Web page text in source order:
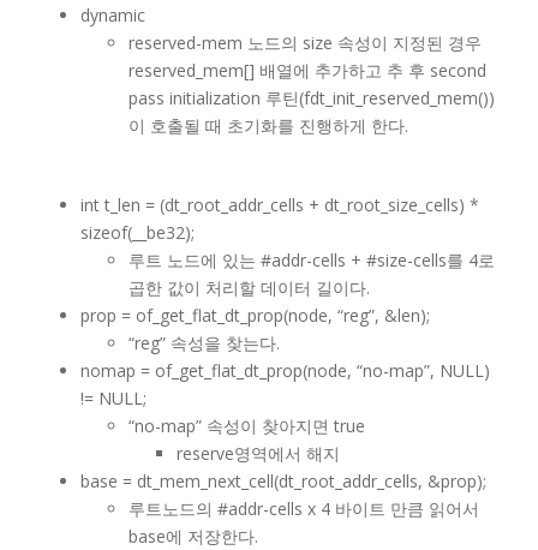
dynamic
reserved-mem 노드의 size 속성이 지정된 경우
reserved_mem[] 배열에 추가하고 추 후 second
pass initialization 루틴(fdt_init_reserved_mem())
이 호출될 때 초기화를 진행하게 한다.
int t_len = (dt_root_addr_cells + dt_root_size_cells) *
sizeof(__be32);
루트 노드에 있는 #addr-cells + #size-cells를 4로
곱한 값이 처리할 데이터 길이다.
prop = of_get_flat_dt_prop(node, “reg”, &len);
“reg” 속성을 찾는다.
nomap = of_get_flat_dt_prop(node, “no-map”, NULL)
!= NULL;
“no-map” 속성이 찾아지면 true
reserve영역에서 해지
base = dt_mem_next_cell(dt_root_addr_cells, &prop);
루트노드의 #addr-cells x 4 바이트 만큼 읽어서
base에 저장한다.